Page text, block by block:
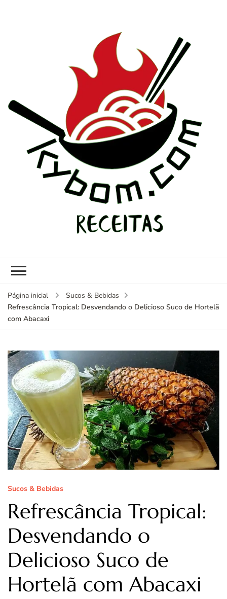
Página inicial
Sucos & Bebidas
Refrescância Tropical: Desvendando o Delicioso Suco de Hortelã
com Abacaxi
Sucos & Bebidas
Refrescância Tropical:
Desvendando o
Delicioso Suco de
Hortelã com Abacaxi